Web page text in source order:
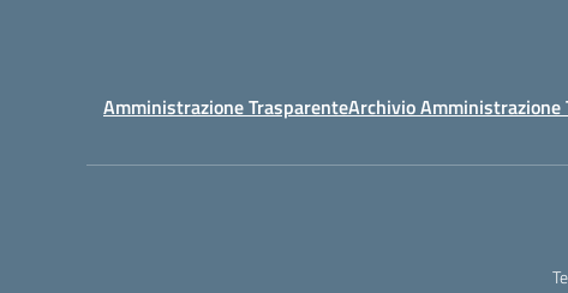
Amministrazione TrasparenteArchivio Amministrazione